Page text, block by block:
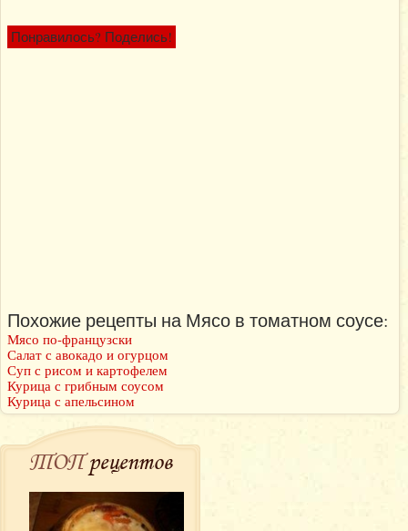
Понравилось? Поделись!
Похожие рецепты на Мясо в томатном соусе:
Мясо по-французски
Салат с авокадо и огурцом
Суп с рисом и картофелем
Курица с грибным соусом
Курица с апельсином
ТОПрецептов